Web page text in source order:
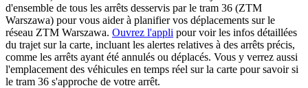
d'ensemble de tous les arrêts desservis par le tram 36 (ZTM
Warszawa) pour vous aider à planifier vos déplacements sur le
réseau ZTM Warszawa. Ouvrez l'appli pour voir les infos détaillées
du trajet sur la carte, incluant les alertes relatives à des arrêts précis,
comme les arrêts ayant été annulés ou déplacés. Vous y verrez aussi
l'emplacement des véhicules en temps réel sur la carte pour savoir si
le tram 36 s'approche de votre arrêt.